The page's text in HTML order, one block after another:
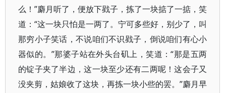
么！”麝月听了，便放下戥子，拣了一块掂了一掂，笑
道：“这一块只怕是一两了。宁可多些好，别少了，叫
那穷小子笑话，不说咱们不识戥子，倒说咱们有心小
器似的。”那婆子站在外头台矶上，笑道：“那是五两
的锭子夹了半边，这一块至少还有二两呢！这会子又
没夹剪，姑娘收了这块，再拣一块小些的罢。”麝月早